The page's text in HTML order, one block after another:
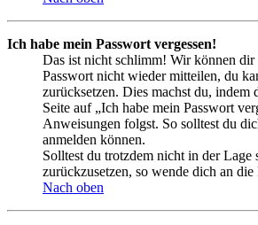
Ich habe mein Passwort vergessen!
Das ist nicht schlimm! Wir können dir
Passwort nicht wieder mitteilen, du
zurücksetzen. Dies machst du, indem
Seite auf „Ich habe mein Passwort
Anweisungen folgst. So solltest du
anmelden können.
Solltest du trotzdem nicht in der Lage
zurückzusetzen, so wende dich an
Nach oben